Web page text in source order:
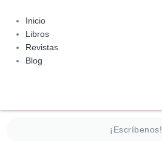
Inicio
Libros
Revistas
Blog
¡Escríbenos!